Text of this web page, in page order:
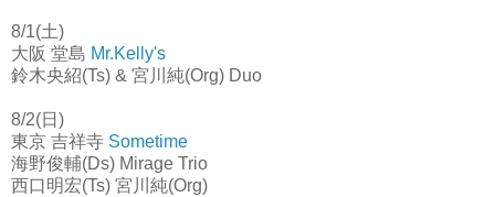
8/1(土)
大阪 堂島 Mr.Kelly's
鈴木央紹(Ts) & 宮川純(Org) Duo
8/2(日)
東京 吉祥寺 Sometime
海野俊輔(Ds) Mirage Trio
西口明宏(Ts) 宮川純(Org)